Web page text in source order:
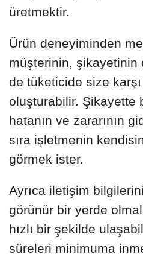
üretmektir.
Ürün deneyiminden
müşterinin, şikayetinin
de tüketicide size
oluşturabilir. Şikayette
hatanın ve zararının
sıra işletmenin
görmek ister.
Ayrıca iletişim
görünür bir yerde
hızlı bir şekilde
süreleri minimuma